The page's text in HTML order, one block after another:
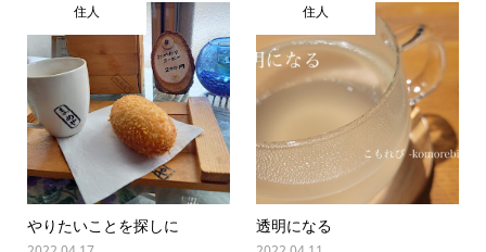
住人
やりたいことを探しに
住人
透明になる